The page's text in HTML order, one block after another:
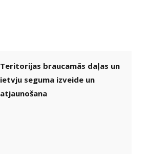
Teritorijas braucamās daļas un
ietvju seguma izveide un
atjaunošana